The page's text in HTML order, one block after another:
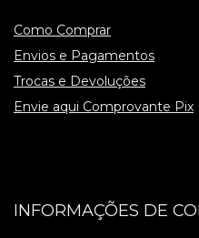
Como Comprar
Envios e Pagamentos
Trocas e Devoluções
Envie aqui Comprovante Pix
INFORMAÇÕES DE